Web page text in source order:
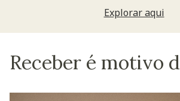
Explorar aqui
Receber é motivo